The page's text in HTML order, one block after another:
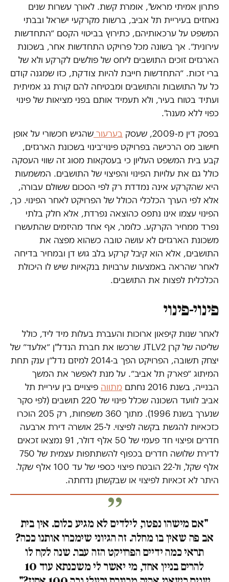
פתרון אמיתי מראש", אומרת קשת. לאורך עשרות שנים
נאחזים בעיריית תל אביב, ברשות מקרקעי ישראל ובבתי
המשפט על ערכאותיהם, כתירוץ בביטוי הקסם ״התחדשות
עירונית״. אך בשונה מכל פרויקט התחדשות אחר, בשכונת
הארגזים זוכים התושבים ליחס של פולשים לקרקע ולא של
ברי זכות. ״התחדשות חייבת להיות צודקת, כזו שמגנה קודם
כל על התושבות והתושבים ומבטיחה להם קורת גג אמיתית
ועתיד בטוח בעיר, ולא תעמיד אותם בפני מציאות של פינוי
כפוי ללא מענה".
בפסק דין מ-2009, שעסק
בערעור שהגיש חכשורי על אופן
חישוב מס הרכישה בפרויקט פינוי־בינוי בשכונת הארגזים,
קבע בית המשפט העליון כי בעסקאות מסוג זה שווי העסקה
כולל גם את עלויות הפינוי והפיצוי של התושבים. המשמעות
היא שהקרקע אינה נמדדת רק לפי הסכום ששולם עבורה,
אלא לפי הערך הכלכלי הכולל של הפרויקט לאחר הפינוי. כך,
הפינוי עצמו אינו נתפס כהוצאה נפרדת, אלא חלק בלתי
נפרד ממחיר הקרקע. כלומר, אף אחד מהיזמים שהתעשרו
משכונת הארגזים לא עושה טובה כשהוא מפצה את
התושבים, אלא הוא קיבל קרקע בלב גוש דן ובמחיר בדיחה
לאחר שהראה באמצעות ערבויות בנקאיות שיש לו היכולת
הכלכלית לפצות את התושבים.
פינוי-פינוי
לאחר שנות קיפאון ארוכות והעברת בעלות מיד ליד, כולל
שליטה של קרן JTLV2 שרכשו את חברת הנדל"ן ״אלעד״ של
יצחק תשובה, הפרויקט הפך ב-2014 למיזם נדל״ן ענק תחת
המיתוג ״פארק תל אביב״. על מנת לאפשר את המשך
הבנייה, בשנת 2016 נחתם
מתווה פיצויים בין עיריית תל
אביב לוועד השכונה שכלל פינוי של 220 תושבים (לפי סקר
שנערך בשנת 1996). מתוך 360 משפחות, רק 205 הוכרו
כזכאיות להגשת בקשה לפיצוי. ל-25 אושרה דירת ארבעה
חדרים ופיצוי חד פעמי של 50 אלף דולר, 91 נמצאו זכאים
לדירת שלושה חדרים בכפוף להשתתפות עצמית של 750
אלף שקל, ול-22 הובטח פיצוי כספי של עד 100 אלף שקל.
היתר לא זכאיות לפיצוי או שבקשתן נדחתה.
"אם מישהו נפטר, לילדים לא מגיע כלום. אין בית
אב פה שאין בו מחלה. זה הגיוני שימכרו אותנו ככה?
תראי כמה ידיים הפרויקט הזה עבר. שנה לקח לו
להרים בניין אחד, מי יאשר לי משכנתא עוד 10